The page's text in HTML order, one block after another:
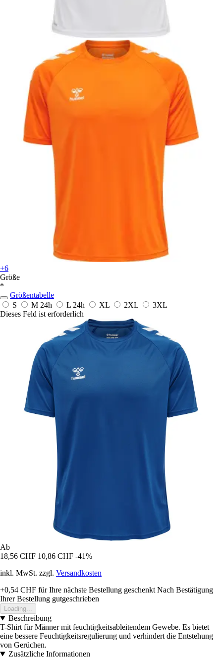
+6
Größe
*
Größentabelle
S
M 24h L 24h XL 2XL
3XL
Dieses Feld ist erforderlich
Ab
18,56 CHF 10,86 CHF -41%
inkl. MwSt. zzgl. Versandkosten
+0,54 CHF für Ihre nächste Bestellung geschenkt Nach Bestätigung
Ihrer Bestellung gutgeschrieben
Loading...
Beschreibung
T-Shirt für Männer mit feuchtigkeitsableitendem Gewebe. Es bietet
eine bessere Feuchtigkeitsregulierung und verhindert die Entstehung
von Gerüchen.
Zusätzliche Informationen